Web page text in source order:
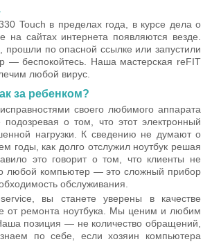
Touch в пределах года, в курсе дела о
сайтах интернета появляются везде.
по опасной ссылке или запустили
— беспокойтесь. Наша мастерская reFIT
любой вирус.
за ребенком?
своего любимого аппарата
о том, что этот электронный
нагрузки. К сведению не думают о
годы, как долго отслужил ноутбук решая
это говорит о том, что клиенты не
любой компьютер — это сложный прибор
обслуживания.
вы станете уверены в качестве
от ремонта ноутбука. Мы ценим и любим
позиция — не количество обращений,
по себе, если хозяин компьютера